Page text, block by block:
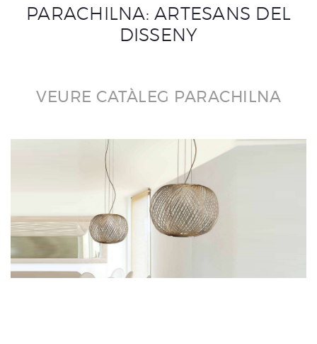
PARACHILNA: ARTESANS DEL
DISSENY
VEURE CATÀLEG PARACHILNA